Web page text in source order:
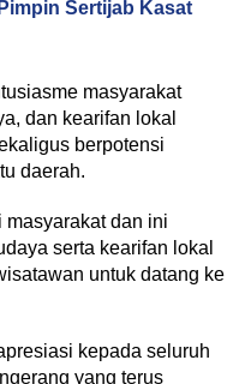
Sertijab Kasat
masyarakat
dan kearifan lokal
berpotensi
daerah.
masyarakat dan ini
serta kearifan lokal
untuk datang ke
kepada seluruh
yang terus